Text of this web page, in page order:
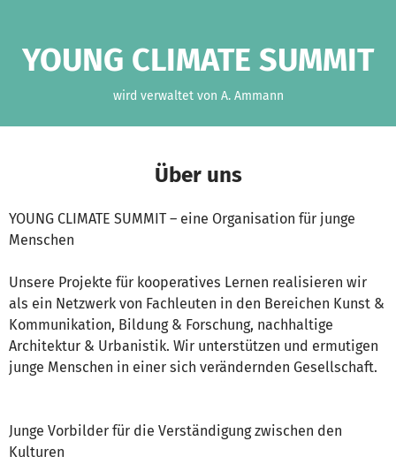
YOUNG CLIMATE SUMMIT
wird verwaltet von A. Ammann
Über uns
YOUNG CLIMATE SUMMIT – eine Organisation für junge
Menschen
Unsere Projekte für kooperatives Lernen realisieren wir
als ein Netzwerk von Fachleuten in den Bereichen Kunst &
Kommunikation, Bildung & Forschung, nachhaltige
Architektur & Urbanistik. Wir unterstützen und ermutigen
junge Menschen in einer sich verändernden Gesellschaft.
Junge Vorbilder für die Verständigung zwischen den
Kulturen